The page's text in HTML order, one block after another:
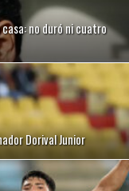
no duró ni cuatro
Dorival Junior